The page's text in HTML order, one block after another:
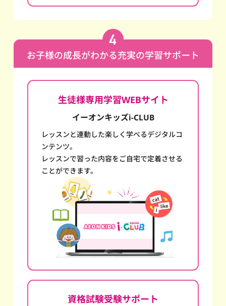
お子様の成長がわかる充実の学習サポート
生徒様専用学習WEBサイト
イーオンキッズi-CLUB
レッスンと連動した楽しく学べるデジタルコ
ンテンツ。
レッスンで習った内容をご自宅で定着させる
ことができます。
資格試験受験サポート